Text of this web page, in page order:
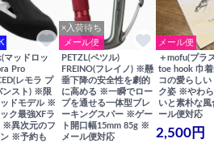
マッドロッ
Pro
レモラ プ
ンスト) ※限
ドモデル ※
ク最強XFラ
※異次元のフ
ン ※予約も
×入荷待ち
メール便
PETZL(ペツル)
FREINO(フレイノ) ※懸
垂下降の安全性を劇的
に高める ※一瞬でロー
プを通せる一体型ブレ
ーキングスパー ※ゲー
ト開口幅15mm 85g ※
メール便対応
メール便
＋mofu(プラ
toe hook 巾
コの愛らしい
ク姿 ※やわ
いと素朴な
ール便対応
2,500円